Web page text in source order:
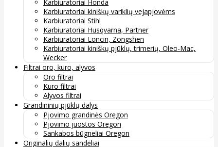
Karbiuratoriai Honda
Karbiuratoriai kiniškų variklių vejapjovėms
Karbiuratoriai Stihl
Karbiuratoriai Husqvarna, Partner
Karbiuratoriai Loncin, Zongshen
Karbiuratoriai kiniškų pjūklų, trimerių, Oleo-Mac,
Wecker
Filtrai oro, kuro, alyvos
Oro filtrai
Kuro filtrai
Alyvos filtrai
Grandininių pjūklų dalys
Pjovimo grandinės Oregon
Pjovimo juostos Oregon
Sankabos būgneliai Oregon
Originalių dalių sandėliai